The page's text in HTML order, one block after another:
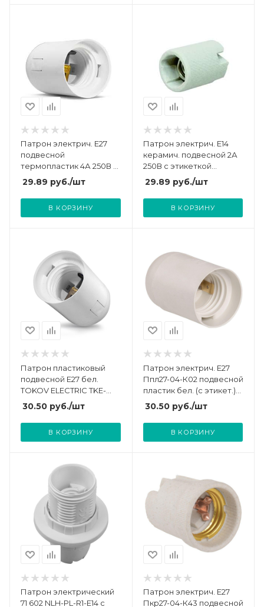
Патрон электрич. E27
подвесной
термопластик 4А 250В с
этикеткой UNIVersal
29.89 руб./шт
В КОРЗИНУ
Патрон электрич. E14
керамич. подвесной 2А
250В c этикеткой
UNIVersal 5565327
29.89 руб./шт
В КОРЗИНУ
Патрон пластиковый
подвесной Е27 бел.
TOKOV ELECTRIC TKE-
C01-PPL-27
30.50 руб./шт
В КОРЗИНУ
Патрон электрич. E27
Ппл27-04-К02 подвесной
пластик бел. (с этикет.)
IEK EPP10-04-01-K01
30.50руб./шт
В КОРЗИНУ
Патрон электрический
71 602 NLH-PL-R1-E14 с
Патрон электрич. E27
Пкр27-04-К43 подвесной